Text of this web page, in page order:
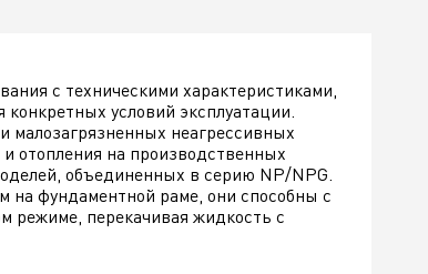
с техническими характеристиками,
условий эксплуатации.
малозагрязненных неагрессивных
отопления на производственных
объединенных в серию NP/NPG.
на фундаментной раме, они способны с
режиме, перекачивая жидкость с